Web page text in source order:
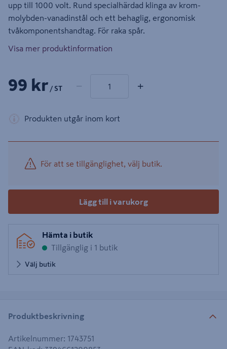
upp till 1000 volt. Rund specialhärdad klinga av krom-
molybden-vanadinstål och ett behaglig, ergonomisk
tvåkomponentshandtag. För raka spår.
Visa mer produktinformation
99 kr / ST − +
Produkten utgår inom kort
För att se tillgänglighet, välj butik.
Lägg till i varukorg
Hämta i butik
Tillgänglig i 1 butik
Välj butik
Produktbeskrivning
Artikelnummer: 1743751